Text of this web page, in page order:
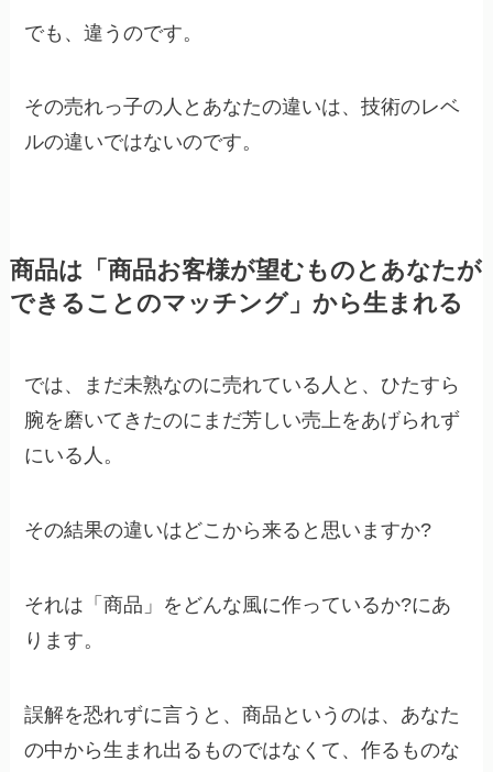
でも、違うのです。
その売れっ子の人とあなたの違いは、技術のレベ
ルの違いではないのです。
商品は「商品お客様が望むものとあなたが
できることのマッチング」から生まれる
では、まだ未熟なのに売れている人と、ひたすら
腕を磨いてきたのにまだ芳しい売上をあげられず
にいる人。
その結果の違いはどこから来ると思いますか?
それは「商品」をどんな風に作っているか?にあ
ります。
誤解を恐れずに言うと、商品というのは、あなた
の中から生まれ出るものではなくて、作るものな